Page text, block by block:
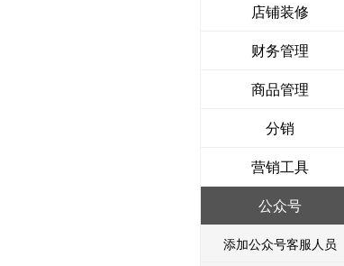
店铺装修
财务管理
商品管理
分销
营销工具
公众号
添加公众号客服人员